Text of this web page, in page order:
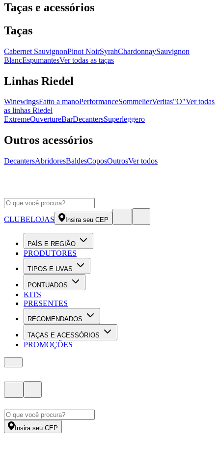
Taças e acessórios
Taças
Cabernet SauvignonPinot NoirSyrahChardonnaySauvignon
BlancEspumantesVer todas as taças
Linhas Riedel
WinewingsFatto a manoPerformanceSommelierVeritas"O"Ver todas
as linhas Riedel
ExtremeOuvertureBarDecantersSuperleggero
Outros acessórios
DecantersAbridoresBaldesCoposOutrosVer todos
CLUBELOJAS Insira seu CEP
PAÍS E REGIÃO
PRODUTORES
TIPOS E UVAS
PONTUADOS
KITS
PRESENTES
RECOMENDADOS
TAÇAS E ACESSÓRIOS
PROMOÇÕES
Insira seu CEP